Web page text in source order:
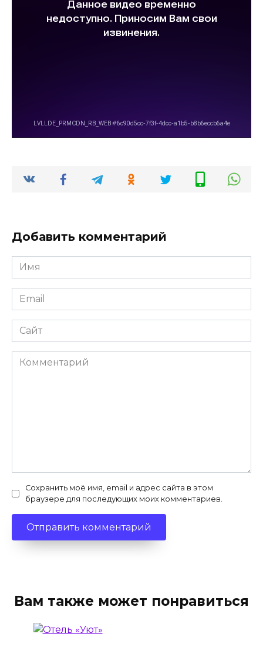
Добавить комментарий
Имя
*
Email
*
Сайт
Комментарий
Сохранить моё имя, email и адрес сайта в этом
браузере для последующих моих комментариев.
Вам также может понравиться